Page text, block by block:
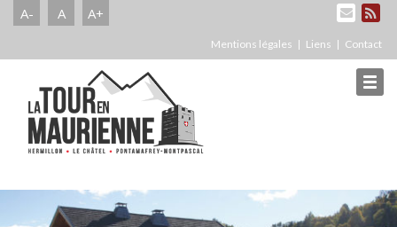
A- A A+
Mentions légales Liens Contact